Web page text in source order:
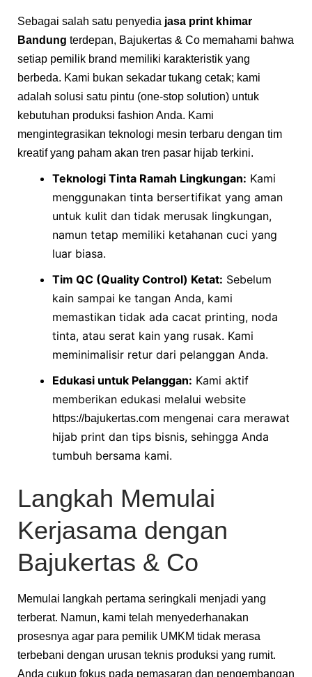
Sebagai salah satu penyedia jasa print khimar
Bandung terdepan, Bajukertas & Co memahami bahwa
setiap pemilik brand memiliki karakteristik yang
berbeda. Kami bukan sekadar tukang cetak; kami
adalah solusi satu pintu (one-stop solution) untuk
kebutuhan produksi fashion Anda. Kami
mengintegrasikan teknologi mesin terbaru dengan tim
kreatif yang paham akan tren pasar hijab terkini.
Teknologi Tinta Ramah Lingkungan: Kami
menggunakan tinta bersertifikat yang aman
untuk kulit dan tidak merusak lingkungan,
namun tetap memiliki ketahanan cuci yang
luar biasa.
Tim QC (Quality Control) Ketat: Sebelum
kain sampai ke tangan Anda, kami
memastikan tidak ada cacat printing, noda
tinta, atau serat kain yang rusak. Kami
meminimalisir retur dari pelanggan Anda.
Edukasi untuk Pelanggan: Kami aktif
memberikan edukasi melalui website
https://bajukertas.com mengenai cara merawat
hijab print dan tips bisnis, sehingga Anda
tumbuh bersama kami.
Langkah Memulai
Kerjasama dengan
Bajukertas & Co
Memulai langkah pertama seringkali menjadi yang
terberat. Namun, kami telah menyederhanakan
prosesnya agar para pemilik UMKM tidak merasa
terbebani dengan urusan teknis produksi yang rumit.
Anda cukup fokus pada pemasaran dan pengembangan